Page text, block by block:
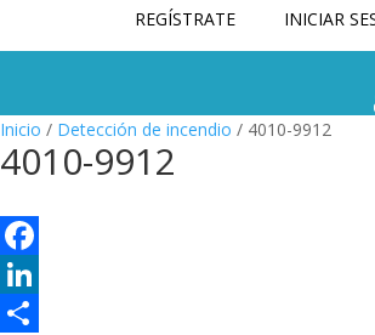
REGÍSTRATE INICIAR
Inicio / Detección de incendio / 4010-9912
4010-9912
F
aL